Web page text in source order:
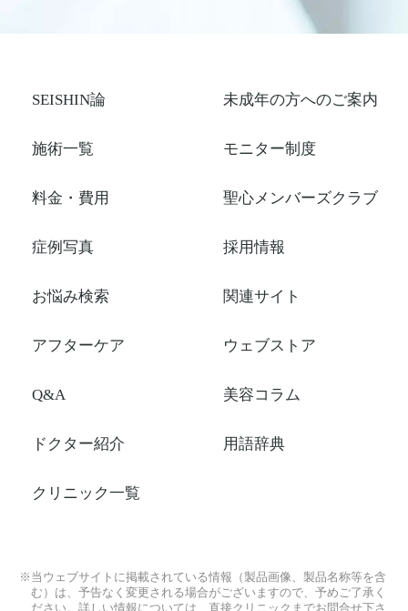
SEISHIN論
施術一覧
料金・費用
症例写真
お悩み検索
アフターケア
Q&A
ドクター紹介
クリニック一覧
未成年の方へのご案内
モニター制度
聖心メンバーズクラブ
採用情報
関連サイト
ウェブストア
美容コラム
用語辞典
※当ウェブサイトに掲載されている情報（製品画像、製品名称等を含
む）は、予告なく変更される場合がございますので、予めご了承く
ださい。詳しい情報については、直接クリニックまでお問合せ下さ